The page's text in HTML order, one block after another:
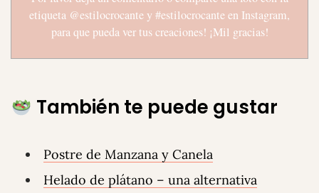
etiqueta @estilocrocantey #estilocrocanteen Instagram,
para que pueda ver tus creaciones! ¡Mil gracias!
También te puede gustar
Postre de Manzana y Canela
Helado de plátano – una alternativa